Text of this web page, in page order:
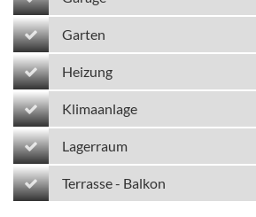
Garten
Heizung
Klimaanlage
Lagerraum
Terrasse - Balkon